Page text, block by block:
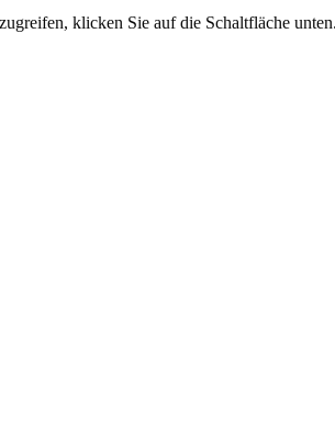
klicken Sie auf die Schaltfläche